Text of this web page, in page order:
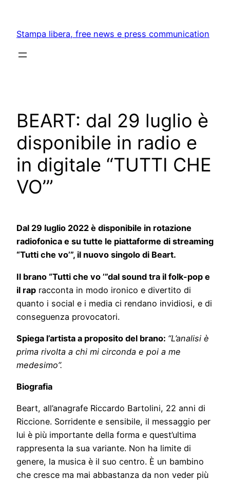
content
Stampa libera, free news e press communication
BEART: dal 29 luglio è
disponibile in radio e
in digitale “TUTTI CHE
VO’”
Dal 29 luglio 2022 è disponibile in rotazione
radiofonica e su tutte le piattaforme di streaming
“Tutti che vo’”, il nuovo singolo di Beart.
Il brano “Tutti che vo ’”dal sound tra il folk-pop e
il rap racconta in modo ironico e divertito di
quanto i social e i media ci rendano invidiosi, e di
conseguenza provocatori.
Spiega l’artista a proposito del brano: “L’analisi è
prima rivolta a chi mi circonda e poi a me
medesimo”.
Biografia
Beart, all’anagrafe Riccardo Bartolini, 22 anni di
Riccione. Sorridente e sensibile, il messaggio per
lui è più importante della forma e quest’ultima
rappresenta la sua variante. Non ha limite di
genere, la musica è il suo centro. È un bambino
che cresce ma mai abbastanza da non veder più